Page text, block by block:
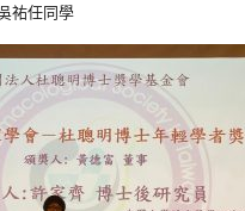
祐任同學